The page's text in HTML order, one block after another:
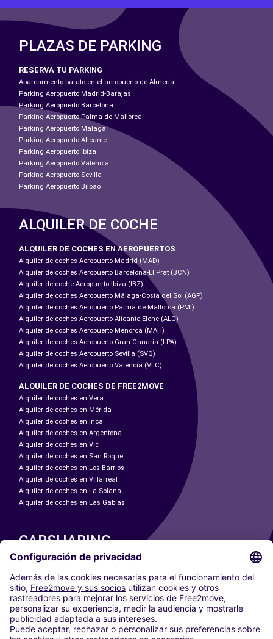
PLAZAS DE PARKING
RESERVA TU PARKING
Aparcamiento barato en el aeropuerto de Almeria
Parking Aeropuerto Madrid-Barajas
Parking Aeropuerto Barcelona
Parking Aeropuerto Palma de Mallorca
Parking Aeropuerto Malaga
Parking Aeropuerto Alicante
Parking Aeropuerto Ibiza
Parking Aeropuerto Valencia
Parking Aeropuerto Sevilla
Parking Aeropuerto Bilbao
ALQUILER DE COCHE
ALQUILER DE COCHES EN AEROPUERTOS
Alquiler de coches Aeropuerto Madrid (MAD)
Alquiler de coches Aeropuerto Barcelona-El Prat (BCN)
Alquiler de coche Aeropuerto Ibiza (IBZ)
Alquiler de coches Aeropuerto Málaga-Costa del Sol (AGP)
Alquiler de coches Aeropuerto Palma de Mallorca (PMI)
Alquiler de coches Aeropuerto Alicante-Elche (ALC)
Alquiler de coches Aeropuerto Menorca (MAH)
Alquiler de coches Aeropuerto Gran Canaria (LPA)
Alquiler de coches Aeropuerto Sevilla (SVQ)
Alquiler de coches Aeropuerto Valencia (VLC)
ALQUILER DE COCHES DE FREE2MOVE
Alquiler de coches en Vera
Alquiler de coches en Mérida
Alquiler de coches en Inca
Alquiler de coches en Argentona
Alquiler de coches en Vic
Alquiler de coches en San Roque
Alquiler de coches en Los Barrios
Alquiler de coches en Villarreal
Alquiler de coches en La Solana
Alquiler de coches en Las Gabias
CARSHARING
NUESTRAS CIUDADES
Paris
Madrid
Washington DC
Milán
Roma
Turín